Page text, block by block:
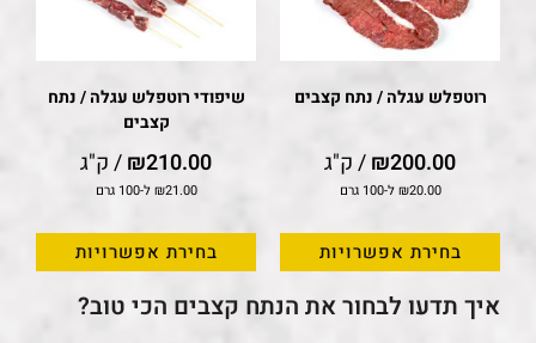
רוטפלש עגלה / נתח קצבים
₪200.00 / ק"ג
₪20.00 ל-100 גרם
בחירת אפשרויות
שיפודי רוטפלש עגלה / נתח
קצבים
₪210.00 / ק"ג
₪21.00 ל-100 גרם
בחירת אפשרויות
איך תדעו לבחור את הנתח קצבים הכי טוב?